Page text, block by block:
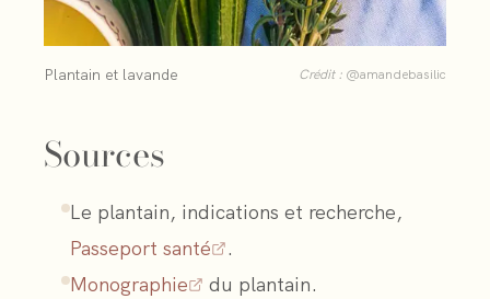
Plantain et lavande Crédit : @amandebasilic
Sources
Le plantain, indications et recherche,
Passeport santé
.
Monographie
du plantain.